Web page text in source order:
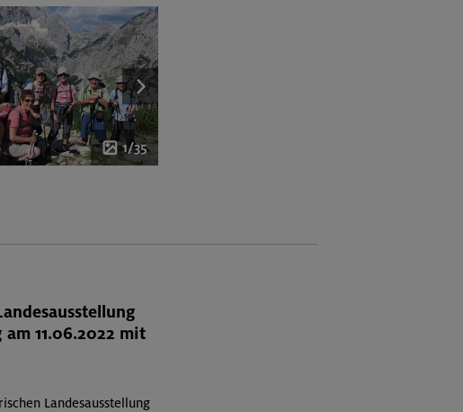
1/35
11.06.2022 mit
Landesausstellung